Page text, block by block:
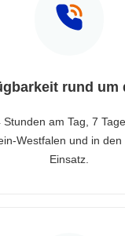
rund um
Stunden am Tag, 7
Westfalen und in
Einsatz.